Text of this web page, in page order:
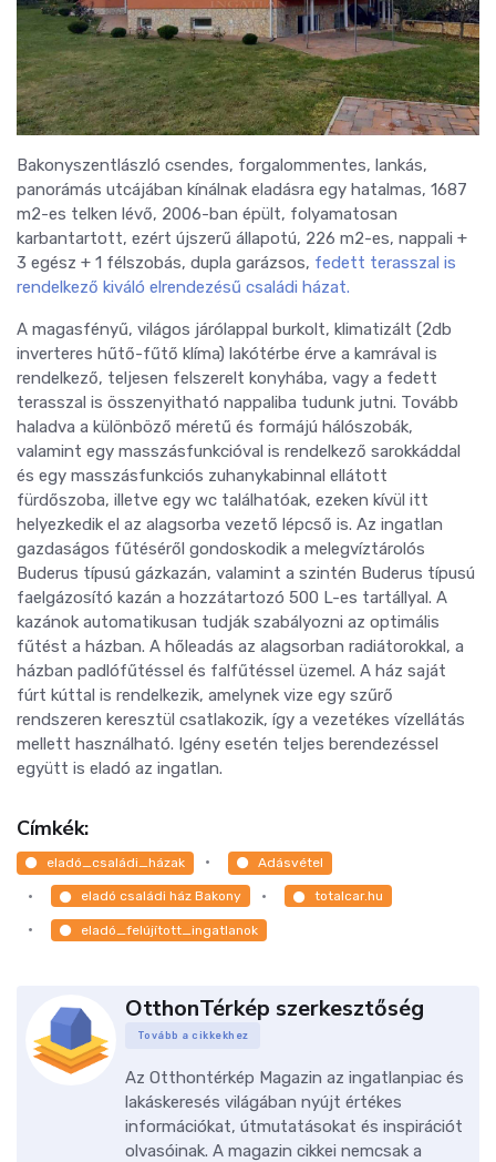
Bakonyszentlászló csendes, forgalommentes, lankás,
panorámás utcájában kínálnak eladásra egy hatalmas, 1687
m2-es telken lévő, 2006-ban épült, folyamatosan
karbantartott, ezért újszerű állapotú, 226 m2-es, nappali +
3 egész + 1 félszobás, dupla garázsos, fedett terasszal is
rendelkező kiváló elrendezésű családi házat.
A magasfényű, világos járólappal burkolt, klimatizált (2db
inverteres hűtő-fűtő klíma) lakótérbe érve a kamrával is
rendelkező, teljesen felszerelt konyhába, vagy a fedett
terasszal is összenyitható nappaliba tudunk jutni. Tovább
haladva a különböző méretű és formájú hálószobák,
valamint egy masszásfunkcióval is rendelkező sarokkáddal
és egy masszásfunkciós zuhanykabinnal ellátott
fürdőszoba, illetve egy wc találhatóak, ezeken kívül itt
helyezkedik el az alagsorba vezető lépcső is. Az ingatlan
gazdaságos fűtéséről gondoskodik a melegvíztárolós
Buderus típusú gázkazán, valamint a szintén Buderus típusú
faelgázosító kazán a hozzátartozó 500 L-es tartállyal. A
kazánok automatikusan tudják szabályozni az optimális
fűtést a házban. A hőleadás az alagsorban radiátorokkal, a
házban padlófűtéssel és falfűtéssel üzemel. A ház saját
fúrt kúttal is rendelkezik, amelynek vize egy szűrő
rendszeren keresztül csatlakozik, így a vezetékes vízellátás
mellett használható. Igény esetén teljes berendezéssel
együtt is eladó az ingatlan.
Címkék:
eladó_családi_házak Adásvétel
eladó családi ház Bakony totalcar.hu
eladó_felújított_ingatlanok
OtthonTérkép szerkesztőség
Tovább a cikkekhez
Az Otthontérkép Magazin az ingatlanpiac és
lakáskeresés világában nyújt értékes
információkat, útmutatásokat és inspirációt
olvasóinak. A magazin cikkei nemcsak a